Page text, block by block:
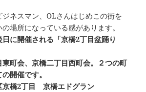
ネスマン、OLさんはじめこの街を
場所になっている感があります。
に開催される「京橋2丁目盆踊り
町会、京橋二丁目西町会。２つの町
開催です。
京橋2丁目 京橋エドグラン